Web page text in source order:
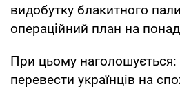
видобутку блакитного
операційний план на
При цьому наголошується:
перевести українців на